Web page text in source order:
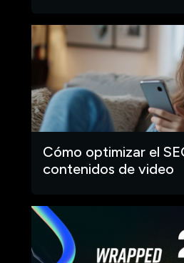
Cómo optimizar el
contenidos de video